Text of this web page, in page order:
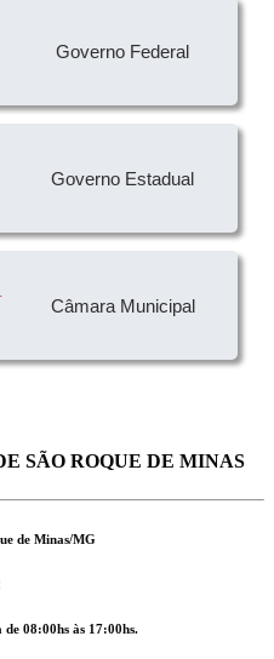
Governo Federal
Governo Estadual
Câmara Municipal
SÃO ROQUE DE MINAS
de Minas/MG
08:00hs às 17:00hs.